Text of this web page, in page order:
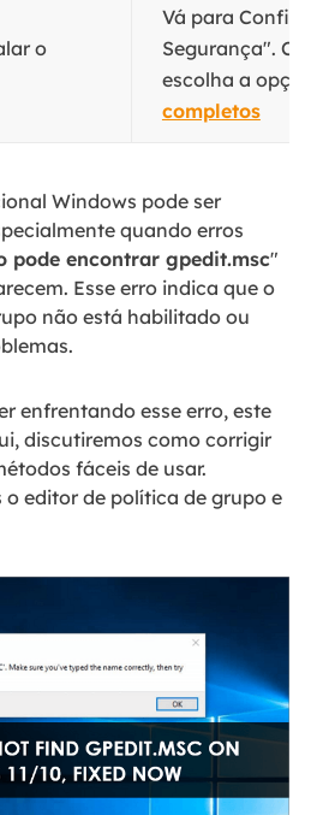
o
Vá para
Segurança".
escolha a
completos
Windows pode ser
quando erros
pode encontrar gpedit.msc"
Esse erro indica que o
não está habilitado ou
enfrentando esse erro, este
discutiremos como corrigir
fáceis de usar.
o editor de política de grupo e